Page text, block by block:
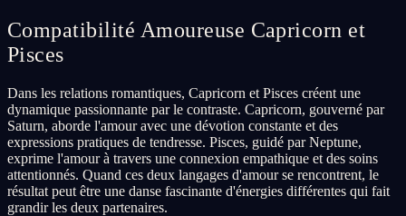
Compatibilité Amoureuse Capricorn et
Pisces
Dans les relations romantiques, Capricorn et Pisces créent une
dynamique passionnante par le contraste. Capricorn, gouverné par
Saturn, aborde l'amour avec une dévotion constante et des
expressions pratiques de tendresse. Pisces, guidé par Neptune,
exprime l'amour à travers une connexion empathique et des soins
attentionnés. Quand ces deux langages d'amour se rencontrent, le
résultat peut être une danse fascinante d'énergies différentes qui fait
grandir les deux partenaires.